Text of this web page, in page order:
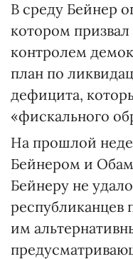
В среду Бейнер
котором
контролем
план по
дефицита,
«фискального
На прошлой
Бейнером и
Бейнеру не
республиканцев
им